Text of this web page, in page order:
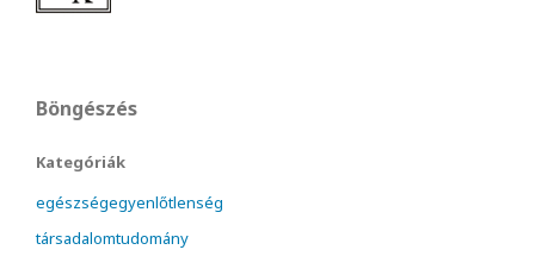
Böngészés
Kategóriák
egészségegyenlőtlenség
társadalomtudomány